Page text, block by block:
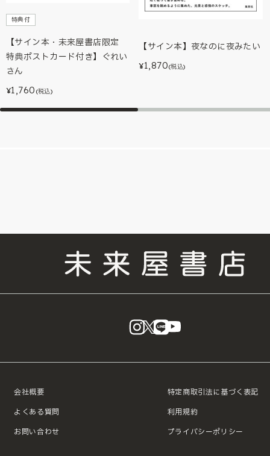
特典付
【サイン本・未来屋書店限定
特典ポストカード付き】ぐれい
さん
¥1,760 (税込)
【サイン本】夜なのに夜みたい
¥1,870(税込)
instagram
X LINE
会社概要
よくある質問
お問い合わせ
特定商取引法に基づく表記
利用規約
プライバシーポリシー